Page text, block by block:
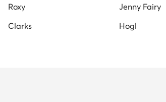
Roxy
Jenny Fairy
Clarks
Hogl